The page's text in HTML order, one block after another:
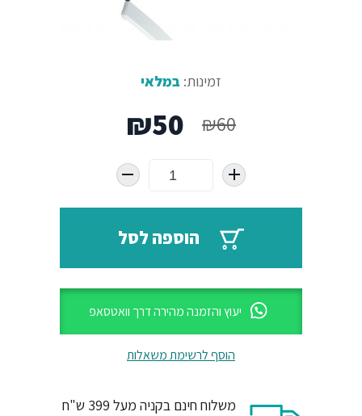
זמינות: במלאי
₪60
המחיר
המקורי
היה:
₪60.
₪50
הנוכחי
הוא:
₪50.הוספה לסל
יעוץ והזמנה מהירה דרך וואטסאפ
הוסף לרשימת משאלות
משלוח חינם בקניה מעל 399 ש"ח